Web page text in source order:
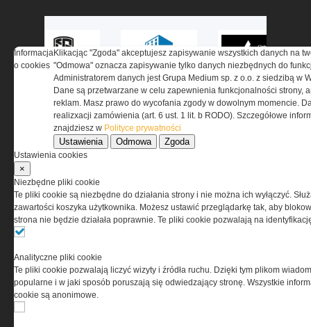
O NAS
misjach bojowych, uzbrojeniu, umundurowaniu
i wyposażeniu jednostek specjalnych w kraju i na świecie.
Informacja
o cookies
Klikacjąc "Zgoda" akceptujesz zapisywanie wszystkich danych na
"Odmowa" oznacza zapisywanie tylko danych niezbędnych do
Administratorem danych jest Grupa Medium sp. z o.o. z siedzibą w
Dane są przetwarzane w celu zapewnienia funkcjonalności strony,
reklam. Masz prawo do wycofania zgody w dowolnym momencie.
realizxacji zamówienia (art. 6 ust. 1 lit. b RODO). Szczegółowe
znajdziesz w Polityce prywatności
Ustawienia Odmowa Zgoda
Ustawienia cookies
×
Niezbędne pliki cookie
Te pliki cookie są niezbędne do działania strony i nie można ich wyłączyć.
zawartości koszyka użytkownika. Możesz ustawić przeglądarkę tak, aby
strona nie będzie działała poprawnie. Te pliki cookie pozwalają na
Analityczne pliki cookie
Te pliki cookie pozwalają liczyć wizyty i źródła ruchu. Dzięki tym plikom
popularne i w jaki sposób poruszają się odwiedzający stronę. Wszystkie
cookie są anonimowe.